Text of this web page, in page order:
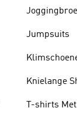
Jumpsuits
Knielange
T-shirts